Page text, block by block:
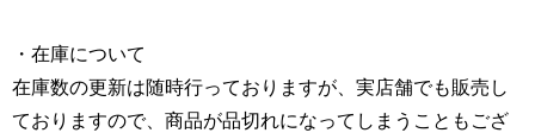
・在庫について
在庫数の更新は随時行っておりますが、実店舗でも販売し
ておりますので、商品が品切れになってしまうこともござ